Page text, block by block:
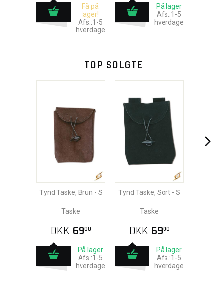
Få på
lager!
Afs.:1-5
hverdage
På lager
Afs.:1-5
hverdage
TOP SOLGTE
Tynd Taske, Brun - S
Taske
DKK 6900
På lager
Afs.:1-5
hverdage
Tynd Taske, Sort - S
Taske
DKK 6900
På lager
Afs.:1-5
hverdage